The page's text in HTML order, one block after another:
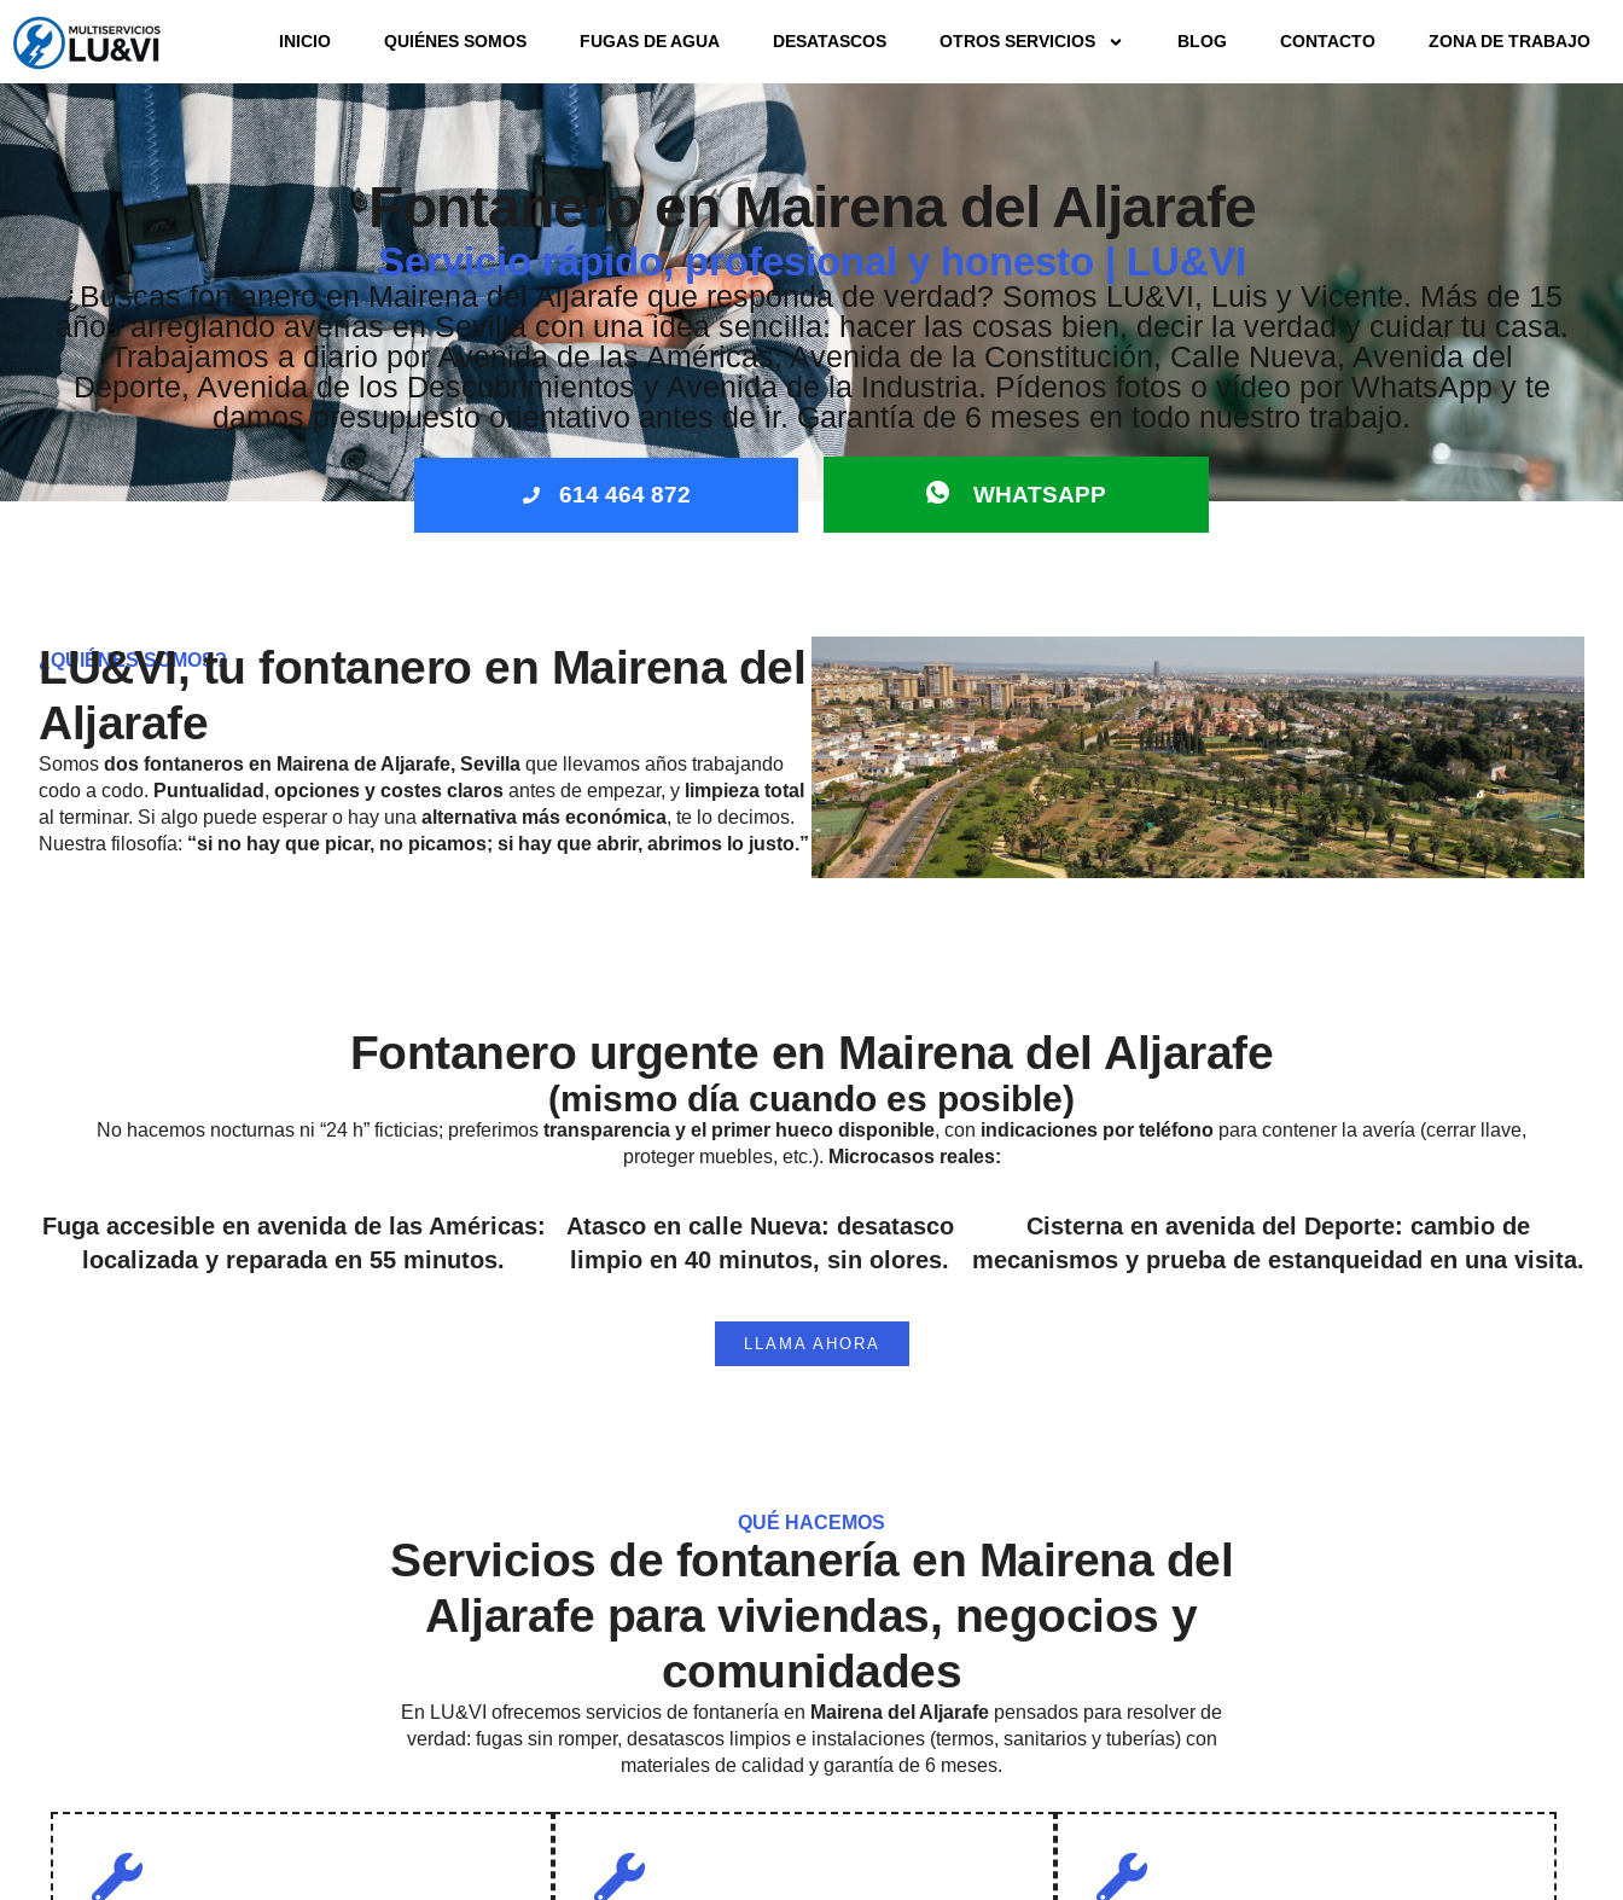
INICIO QUIÉNES SOMOS FUGAS DE AGUA DESATASCOS OTROS SERVICIOS BLOG CONTACTO ZONA DE TRABAJO
Fontanero en Mairena del Aljarafe
Servicio rápido, profesional y honesto | LU&VI
¿Buscas fontanero en Mairena del Aljarafe que responda de verdad? Somos LU&VI, Luis y Vicente. Más de 15
años arreglando averías en Sevilla con una idea sencilla: hacer las cosas bien, decir la verdad y cuidar tu casa.
Trabajamos a diario por Avenida de las Américas, Avenida de la Constitución, Calle Nueva, Avenida del
Deporte, Avenida de los Descubrimientos y Avenida de la Industria. Pídenos fotos o vídeo por WhatsApp y te
damos presupuesto orientativo antes de ir. Garantía de 6 meses en todo nuestro trabajo.
614 464 872 WHATSAPP
¿QUIÉNES SOMOS?
LU&VI, tu fontanero en Mairena del
Aljarafe
Somos dos fontaneros en Mairena de Aljarafe, Sevilla que llevamos años trabajando
codo a codo. Puntualidad , opciones y costes claros antes de empezar, y limpieza total
al terminar. Si algo puede esperar o hay una alternativa más económica, te lo decimos.
Nuestra filosofía: “si no hay que picar, no picamos; si hay que abrir, abrimos lo justo.”
Fontanero urgente en Mairena del Aljarafe
(mismo día cuando es posible)
No hacemos nocturnas ni “24 h” ficticias; preferimos transparencia y el primer hueco disponible, con indicaciones por teléfono para contener la avería (cerrar llave,
proteger muebles, etc.). Microcasos reales:
Fuga accesible en avenida de las Américas:
localizada y reparada en 55 minutos.
Atasco en calle Nueva: desatasco
limpio en 40 minutos, sin olores.
Cisterna en avenida del Deporte: cambio de
mecanismos y prueba de estanqueidad en una visita.
LLAMA AHORA
QUÉ HACEMOS
Servicios de fontanería en Mairena del
Aljarafe para viviendas, negocios y
comunidades
En LU&VI ofrecemos servicios de fontanería en Mairena del Aljarafe pensados para resolver de
verdad: fugas sin romper, desatascos limpios e instalaciones (termos, sanitarios y tuberías) con
materiales de calidad y garantía de 6 meses.